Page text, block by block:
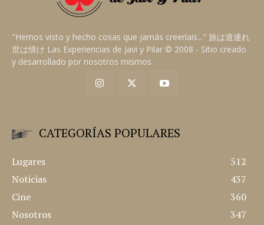
"Hemos visto y hecho cosas que jamás creeríais..." 旅は道連れ
世は情け Las Experiencias de Javi y Pilar © 2008 - Sitio creado
y desarrollado por nosotros mismos
CATEGORÍAS POPULARES
Lugares
512
Noticias
437
Cine
360
Nosotros
347